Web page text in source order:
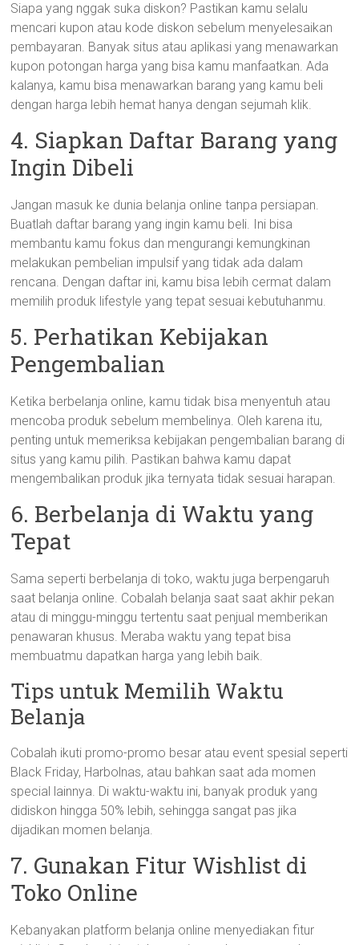
Siapa yang nggak suka diskon? Pastikan kamu selalu
mencari kupon atau kode diskon sebelum menyelesaikan
pembayaran. Banyak situs atau aplikasi yang menawarkan
kupon potongan harga yang bisa kamu manfaatkan. Ada
kalanya, kamu bisa menawarkan barang yang kamu beli
dengan harga lebih hemat hanya dengan sejumah klik.
4. Siapkan Daftar Barang yang
Ingin Dibeli
Jangan masuk ke dunia belanja online tanpa persiapan.
Buatlah daftar barang yang ingin kamu beli. Ini bisa
membantu kamu fokus dan mengurangi kemungkinan
melakukan pembelian impulsif yang tidak ada dalam
rencana. Dengan daftar ini, kamu bisa lebih cermat dalam
memilih produk lifestyle yang tepat sesuai kebutuhanmu.
5. Perhatikan Kebijakan
Pengembalian
Ketika berbelanja online, kamu tidak bisa menyentuh atau
mencoba produk sebelum membelinya. Oleh karena itu,
penting untuk memeriksa kebijakan pengembalian barang di
situs yang kamu pilih. Pastikan bahwa kamu dapat
mengembalikan produk jika ternyata tidak sesuai harapan.
6. Berbelanja di Waktu yang
Tepat
Sama seperti berbelanja di toko, waktu juga berpengaruh
saat belanja online. Cobalah belanja saat saat akhir pekan
atau di minggu-minggu tertentu saat penjual memberikan
penawaran khusus. Meraba waktu yang tepat bisa
membuatmu dapatkan harga yang lebih baik.
Tips untuk Memilih Waktu
Belanja
Cobalah ikuti promo-promo besar atau event spesial seperti
Black Friday, Harbolnas, atau bahkan saat ada momen
special lainnya. Di waktu-waktu ini, banyak produk yang
didiskon hingga 50% lebih, sehingga sangat pas jika
dijadikan momen belanja.
7. Gunakan Fitur Wishlist di
Toko Online
Kebanyakan platform belanja online menyediakan fitur